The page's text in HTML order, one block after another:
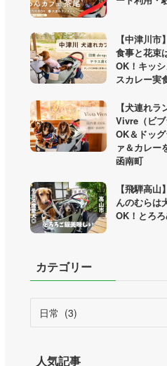
【中津川市
食事と花束
OK！キッ
スカレー実
【犬連れ
Vivre（ビ
OK＆ドッ
ァ＆カレー
函南町
【飛騨高
んのむらは
OK！とろ
カテゴリー
人気記事